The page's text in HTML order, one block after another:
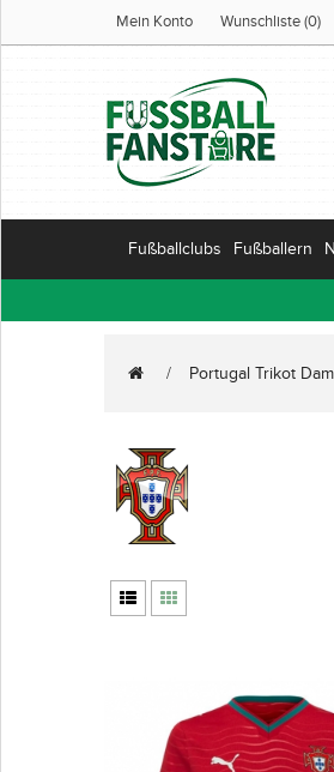
Mein Konto Wunschliste (0)
Fußballclubs Fußballern
Portugal Trikot